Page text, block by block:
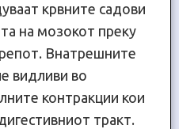
крвните садови
на мозокот преку
Внатрешните
видливи во
контракции кои
тракт.